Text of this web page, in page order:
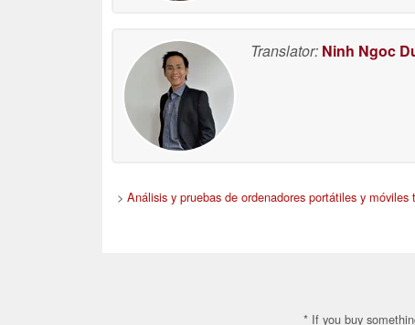
Translator: Ninh Ngoc
> Análisis y pruebas de ordenadores portátiles y móviles
* If you buy